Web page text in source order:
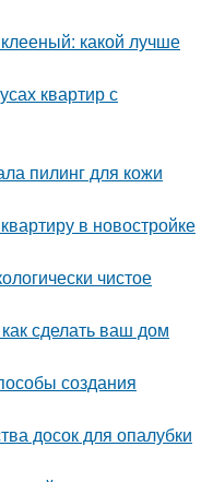
какой лучше
квартир с
пилинг для кожи
в новостройке
чистое
сделать ваш дом
создания
досок для опалубки